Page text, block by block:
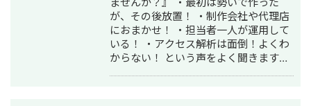
が、その後放置！ ・制作会社や代理店
におまかせ！ ・担当者一人が運用して
いる！ ・アクセス解析は面倒！よくわ
からない！ という声をよく聞きます。